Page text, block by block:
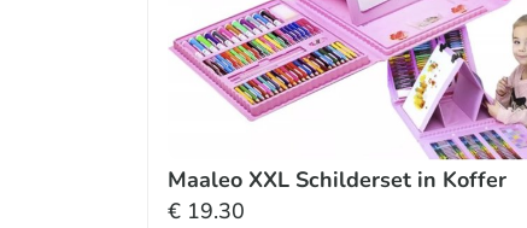
Maaleo XXL Schilderset in Koffer
€ 19.30